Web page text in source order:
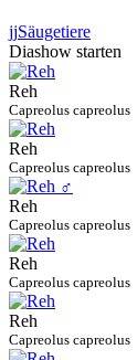
jjSäugetiere
Diashow starten
Reh
Capreolus capreolus
Reh
Capreolus capreolus
Reh
Capreolus capreolus
Reh
Capreolus capreolus
Reh
Capreolus capreolus